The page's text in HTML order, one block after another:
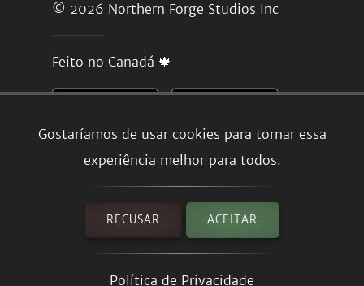
Gostaríamos de usar cookies para tornar essa
experiência melhor para todos.
RECUSAR ACEITAR
Política de Privacidade
© 2026 Northern Forge Studios Inc
Feito no Canadá 🍁